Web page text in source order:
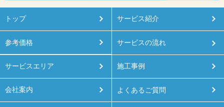
トップ サービス紹介
参考価格 サービスの流れ
サービスエリア 施工事例
会社案内 よくあるご質問